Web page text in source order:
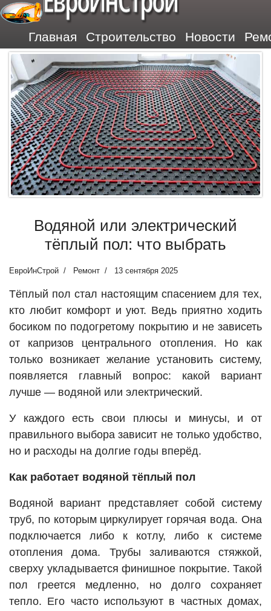
Главная Строительство Новости
Водяной или электрический
тёплый пол: что выбрать
ЕвроИнСтрой Ремонт 13 сентября 2025
Тёплый пол стал настоящим спасением для тех,
кто любит комфорт и уют. Ведь приятно ходить
босиком по подогретому покрытию и не зависеть
от капризов центрального отопления. Но как
только возникает желание установить систему,
появляется главный вопрос: какой вариант
лучше — водяной или электрический.
У каждого есть свои плюсы и минусы, и от
правильного выбора зависит не только удобство,
но и расходы на долгие годы вперёд.
Как работает водяной тёплый пол
Водяной вариант представляет собой систему
труб, по которым циркулирует горячая вода. Она
подключается либо к котлу, либо к системе
отопления дома. Трубы заливаются стяжкой,
сверху укладывается финишное покрытие. Такой
пол греется медленно, но долго сохраняет
тепло. Его часто используют в частных домах,